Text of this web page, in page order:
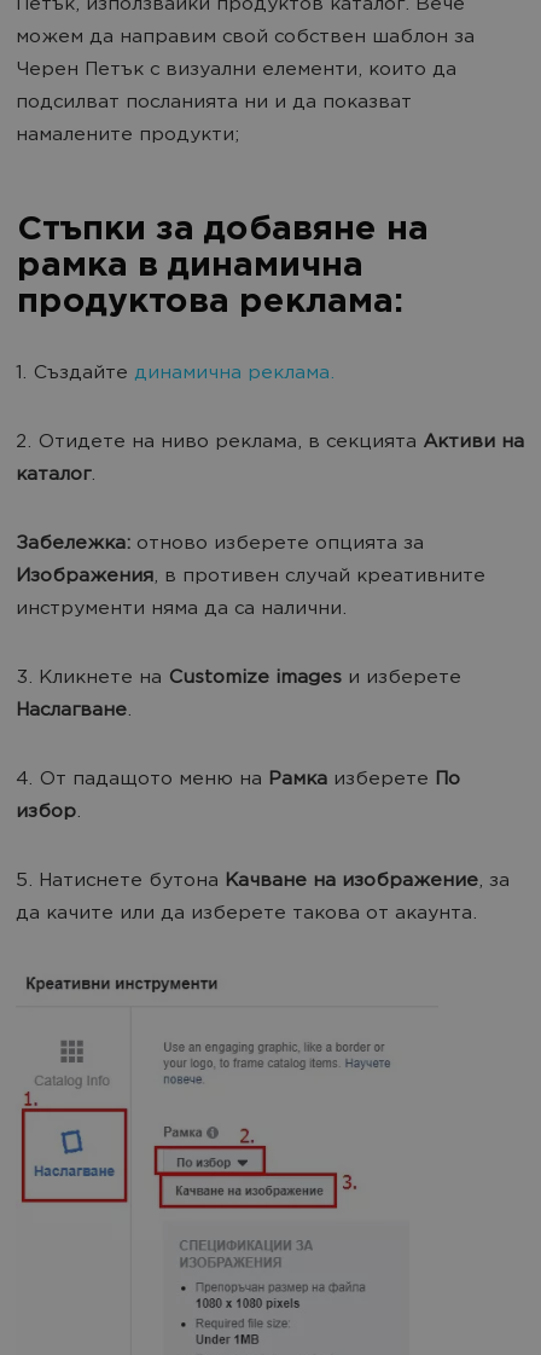
Петък, използвайки продуктов каталог. Вече
можем да направим свой собствен шаблон за
Черен Петък с визуални елементи, които да
подсилват посланията ни и да показват
намалените продукти;
Стъпки за добавяне на
рамка в динамична
продуктова реклама:
1. Създайте динамична реклама.
2. Отидете на ниво реклама, в секцията Активи на
каталог.
Забележка: отново изберете опцията за
Изображения, в противен случай креативните
инструменти няма да са налични.
3. Кликнете на Customize images и изберете
Наслагване.
4. От падащото меню на Рамка изберете По
избор.
5. Натиснете бутона Качване на изображение, за
да качите или да изберете такова от акаунта.